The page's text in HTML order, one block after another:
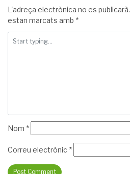
L'adreça electrònica no es publicarà.
estan marcats amb *
Nom *
Correu electrònic *